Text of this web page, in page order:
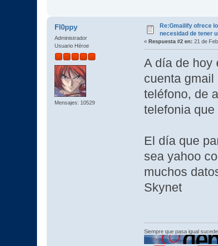
Fl0ppy
Administrador
Usuario Héroe
Mensajes: 10529
Re:Gmailify ofrece
necesidad de tener
« Respuesta #2 en: 21 de
A día de hoy
cuenta gmail
teléfono, de
telefonia
El día que
sea yahoo
muchos
Skynet
Siempre que pasa igual